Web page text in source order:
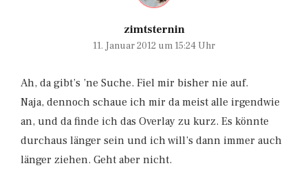
zimtsternin
11. Januar 2012 um 15:24 Uhr
Ah, da gibt’s ’ne Suche. Fiel mir bisher nie auf.
Naja, dennoch schaue ich mir da meist alle irgendwie
an, und da finde ich das Overlay zu kurz. Es könnte
durchaus länger sein und ich will’s dann immer auch
länger ziehen. Geht aber nicht.